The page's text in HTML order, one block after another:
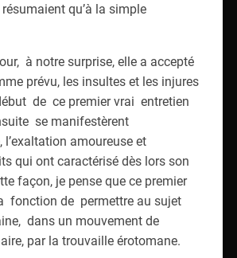
qu’à la simple
à notre surprise, elle a accepté
prévu, les insultes et les injures
de ce premier vrai entretien
se manifestèrent
l’exaltation amoureuse et
qui ont caractérisé dès lors son
façon, je pense que ce premier
fonction de permettre au sujet
dans un mouvement de
par la trouvaille érotomane.